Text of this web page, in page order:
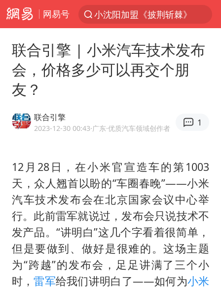
网易号
小沈阳加盟《披荆斩棘》
白海豚雨量超越利奇马、巴威
人形机器人第一股
白海豚路径图
NBA传奇教练老尼尔森去世
武汉3名城管协管员殴打摊主被刑拘
4.2平卫生间补漏注胶花1.55万
律师谈贾冰私人饭局被偷拍
男子结婚8年3个女儿都不是亲生
面对面丨蔡磊：与渐冻症抗争 纵使不敌 也不屈服
5万小车卖不动 微型代步车集体遇冷
联合引擎 | 小米汽车技术发布
会，价格多少可以再交个朋
友？
联合引擎
2023-12-30 00:43·广东·优质汽车领域创作者
1
12月28日，在小米官宣造车的第1003
天，众人翘首以盼的“车圈春晚”——小米
汽车技术发布会在北京国家会议中心举
行。此前雷军就说过，发布会只说技术不
发产品。“讲明白”这几个字看着很简单，
但是要做到、做好是很难的。这场主题
为“跨越”的发布会，足足讲满了三个小
时，雷军给我们讲明白了——如何为小米